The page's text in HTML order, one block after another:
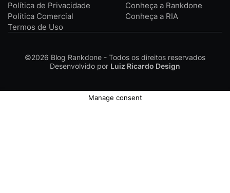
Política de Privacidade
Política Comercial
Termos de Uso
Conheça a Rankdone
Conheça a RIA
©2026 Blog Rankdone - Todos os direitos reservados
Desenvolvido por Luiz Ricardo Design
Manage consent